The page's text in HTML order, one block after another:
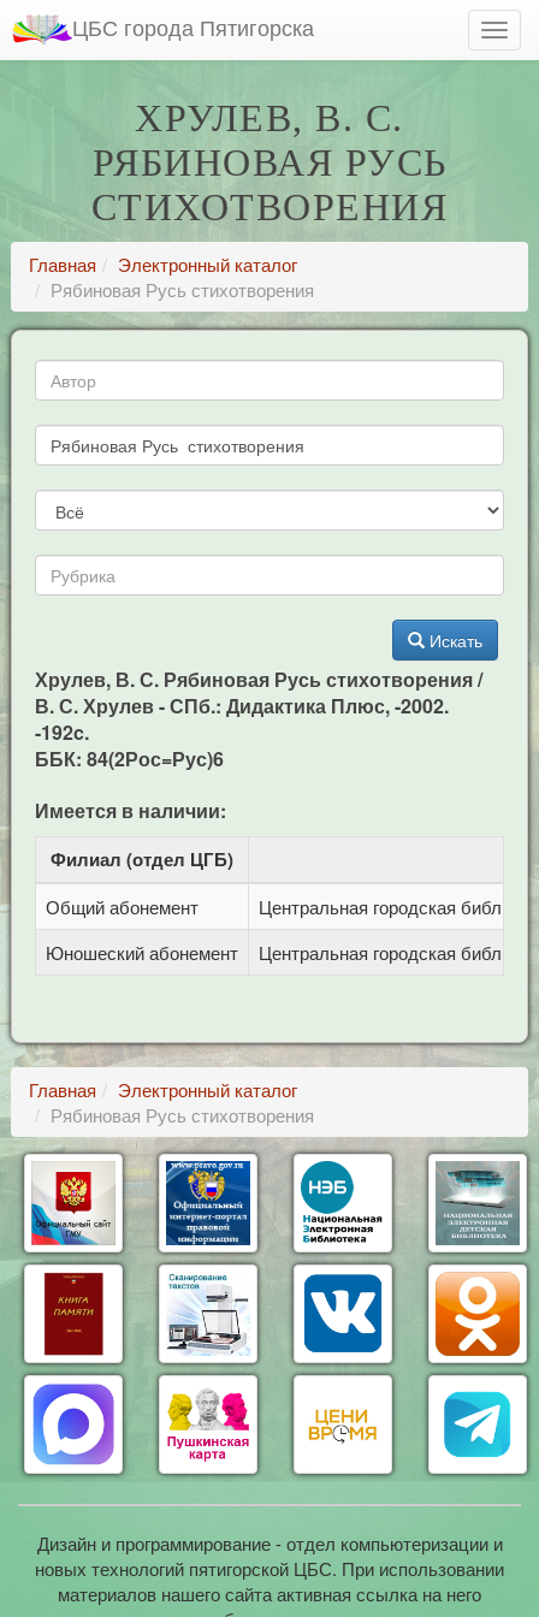
ЦБС города Пятигорска
ХРУЛЕВ, В. С.
РЯБИНОВАЯ РУСЬ
СТИХОТВОРЕНИЯ
Главная
Электронный каталог
Рябиновая Русь стихотворения
Искать
Хрулев, В. С. Рябиновая Русь стихотворения /
В. С. Хрулев - СПб.: Дидактика Плюс, -2002.
-192c.
ББК: 84(2Рос=Рус)6
Имеется в наличии:
Филиал (отдел ЦГБ)
Общий абонемент
Центральная городская
Юношеский абонемент
Центральная городская
Главная
Электронный каталог
Рябиновая Русь стихотворения
Дизайн и программирование - отдел компьютеризации и
новых технологий пятигорской ЦБС. При использовании
материалов нашего сайта активная ссылка на него